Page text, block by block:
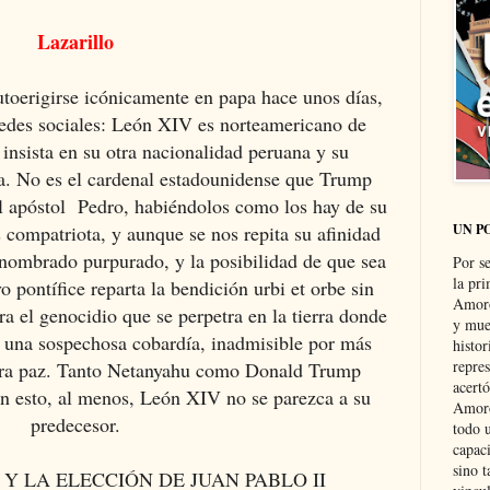
Lazarillo
icónicamente en papa hace unos días,
sociales: León XIV es norteamericano de
en su otra nacionalidad peruana y su
No es el cardenal estadounidense que Trump
apóstol Pedro, habiéndolos como los hay de su
y aunque se nos repita su afinidad
purpurado, y la posibilidad de que sea
pontífice reparta la bendición urbi et orbe sin
el genocidio que se perpetra en la tierra donde
sospechosa cobardía, inadmisible por más
paz. Tanto Netanyahu como Donald Trump
esto, al menos, León XIV no se parezca a su
predecesor.
LA ELECCIÓN DE JUAN PABLO II
UN
Por
la
y
todo
sino